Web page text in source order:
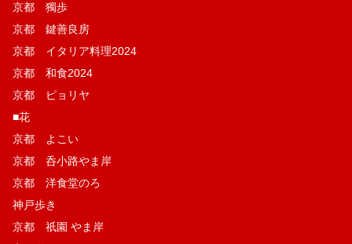
京都 獨歩
京都 鍵善良房
京都 イタリア料理2024
京都 和食2024
京都 ピョリヤ
■花
京都 よこい
京都 呑小路やま岸
京都 洋食堂のろ
神戸歩き
京都 祇園 やま岸